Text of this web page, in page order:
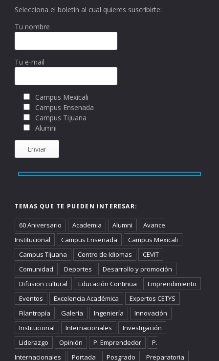
Selecciona el boletín al cual quieres suscribirte:
Tu nombre
Tu e-mail
Campus Mexicali
Campus Ensenada
Campus Tijuana
Alumni
TEMAS QUE TE PUEDEN INTERESAR:
60 Aniversario Academia Alumni
Avance
Institucional
Campus Ensenada
Campus Mexicali
Campus Tijuana
Centro de Idiomas
CEVIT
Comunidad
Deportes
Desarrollo y promoción
Difusion cultural
Educación Continua
Emprendimiento
Eventos
Excelencia Académica
Expertos CETYS
Filantropía
Galería Ingeniería
Innovación
Institucional
Internacionales
Investigación
Liderazgo
Opinión P. Emprendedor
P.
Internacionales
Portada Posgrado Preparatoria